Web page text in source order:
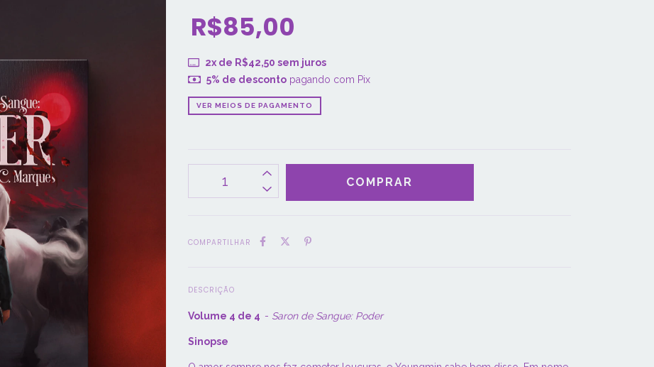
R$85,00
2x de R$42,50 sem juros
5% de descontopagando com Pix
VER MEIOS DE PAGAMENTO
COMPARTILHAR
DESCRIÇÃO
Volume 4 de 4 - Saron de Sangue: Poder
Sinopse